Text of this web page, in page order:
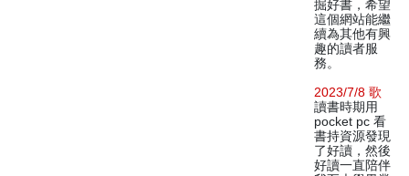
掘好書，希望
這個網站能繼
續為其他有興
趣的讀者服
務。
2023/7/8 歌
讀書時期用
pocket pc 看
書持資源發現
了好讀，然後
好讀一直陪伴